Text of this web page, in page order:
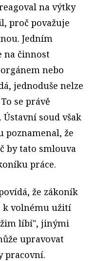
na výtky
proč považuje
Jedním
na činnost
nebo
jednoduše nelze
se právě
Ústavní soud však
poznamenal, že
by tato smlouva
práce.
že zákoník
k volnému užití
líbí", jinými
upravovat
pracovní.